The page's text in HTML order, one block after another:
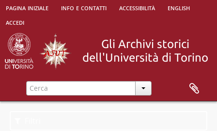
pagina iniziale info e contatti accessibilità
english
accedi